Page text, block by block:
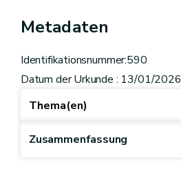
Metadaten
Identifikationsnummer:590
Datum der Urkunde : 13/01/2026
Thema(en)
Zusammenfassung